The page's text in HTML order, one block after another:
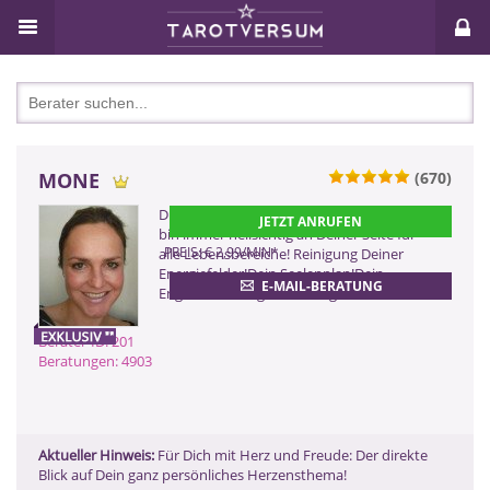
MONE (670)
Berater-ID: 201
Beratungen: 4903
JETZT ANRUFEN
PREIS: € 2,99/MIN*
E-MAIL-BERATUNG
ZURÜCK
Du hast das Recht, glücklich zu sein! Ich
bin immer hellsichtig an Deiner Seite für
alle Lebensbereiche! Reinigung Deiner
Energiefelder!Dein Seelenplan!Dein
Engelchanneling!Deine Frage!
Aktueller Hinweis: Für Dich mit Herz und Freude: Der direkte
Blick auf Dein ganz persönliches Herzensthema!